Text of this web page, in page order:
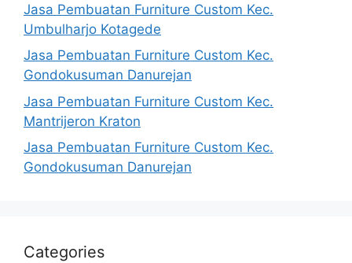
Jasa Pembuatan Furniture Custom Kec.
Umbulharjo Kotagede
Jasa Pembuatan Furniture Custom Kec.
Gondokusuman Danurejan
Jasa Pembuatan Furniture Custom Kec.
Mantrijeron Kraton
Jasa Pembuatan Furniture Custom Kec.
Gondokusuman Danurejan
Categories